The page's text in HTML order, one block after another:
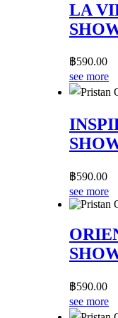
LA
฿590.00
see more
฿590.00
see more
฿590.00
see more